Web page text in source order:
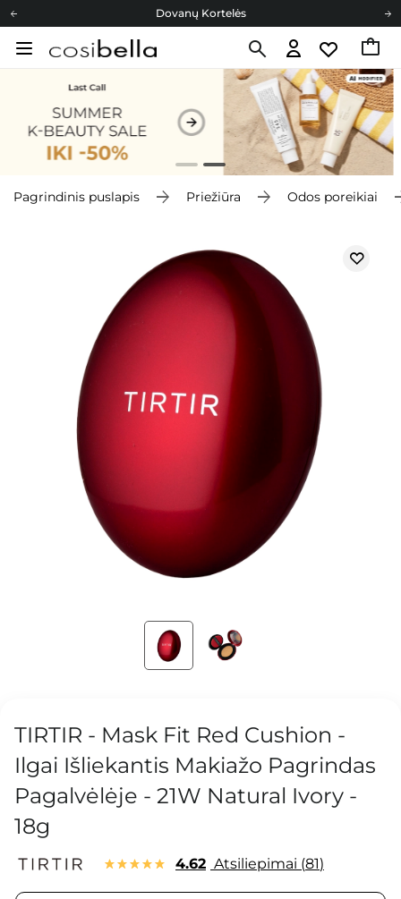
Dovanų Kortelės
Cosibella lojalumo programa
Pagrindinis puslapis Priežiūra Odos poreikiai
TIRTIR - Mask Fit Red Cushion -
Ilgai Išliekantis Makiažo Pagrindas
Pagalvėlėje - 21W Natural Ivory -
18g
4.62 Atsiliepimai 81